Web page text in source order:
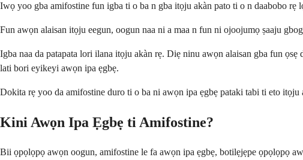
Iwọ yoo gba amifostine fun igba ti o ba n gba itọju akàn pato ti o n daabobo
Fun awọn alaisan itọju eegun, oogun naa ni a maa n fun ni ojoojumọ ṣaaju
Igba naa da patapata lori ilana itọju akàn rẹ. Diẹ ninu awọn alaisan gba fun
lati bori eyikeyi awọn ipa ẹgbẹ.
Dokita rẹ yoo da amifostine duro ti o ba ni awọn ipa ẹgbẹ pataki tabi ti eto
Kini Awọn Ipa Ẹgbẹ ti Amifostine?
Bii ọpọlọpọ awọn oogun, amifostine le fa awọn ipa ẹgbẹ, botilẹjẹpe ọpọlọpọ